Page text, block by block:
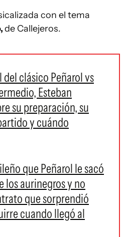
con el tema
de Callejeros.
clásico Peñarol vs
Esteban
su preparación, su
y cuándo
que Peñarol le sacó
los aurinegros y no
que sorprendió
cuando llegó al